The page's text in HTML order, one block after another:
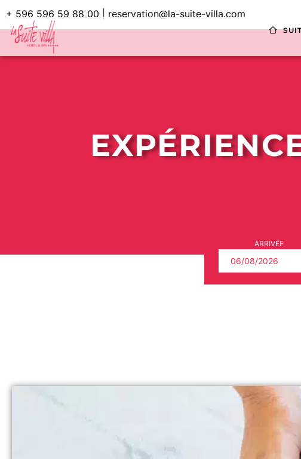
+ 596 596 59 88 00 | reservation@la-suite-villa.com
ARRIVÉE